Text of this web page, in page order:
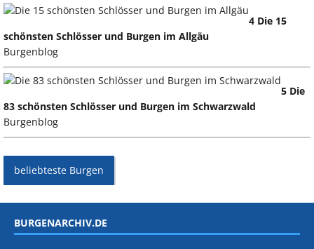
4 Die 15
schönsten Schlösser und Burgen im Allgäu
Burgenblog
5 Die
83 schönsten Schlösser und Burgen im Schwarzwald
Burgenblog
beliebteste Burgen
BURGENARCHIV.DE